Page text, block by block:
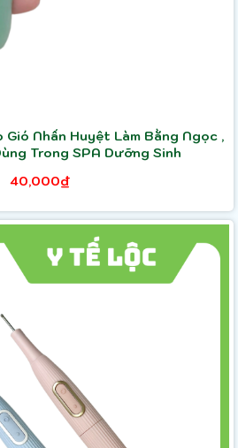
Gió Nhấn Huyệt Làm Bằng Ngọc ,
Trong SPA Dưỡng Sinh
40,000₫